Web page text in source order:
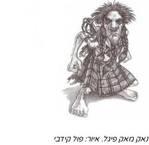
נאק מאק פיגל. איור: פול קידבי